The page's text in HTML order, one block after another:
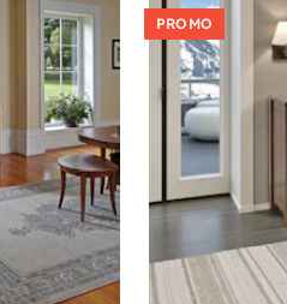
PROMO